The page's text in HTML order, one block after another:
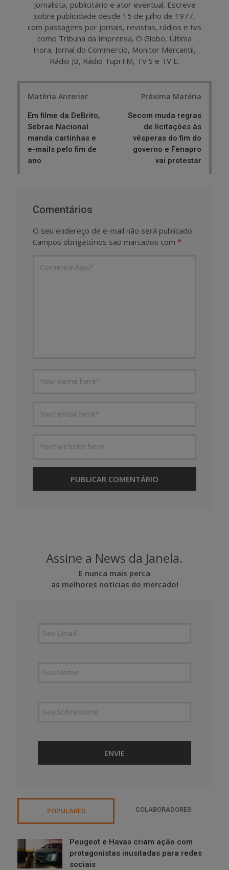
Jornalista, publicitário e ator eventual. Escreve
sobre publicidade desde 15 de julho de 1977,
com passagens por jornais, revistas, rádios e tvs
como Tribuna da Imprensa, O Globo, Última
Hora, Jornal do Commercio, Monitor Mercantil,
Rádio JB, Rádio Tupi FM, TV S e TV E.
Matéria Anterior
Em filme da DeBrito,
Sebrae Nacional
manda cartinhas e
e-mails pelo fim de
ano
Próxima Matéria
Secom muda regras
de licitações às
vésperas do fim do
governo e Fenapro
vai protestar
Comentários
O seu endereço de e-mail não será publicado.
Campos obrigatórios são marcados com *
Assine a News da Janela.
E nunca mais perca
as melhores notícias do mercado!
POPULARES COLABORADORES
Peugeot e Havas criam ação com
protagonistas inusitadas para redes
sociais